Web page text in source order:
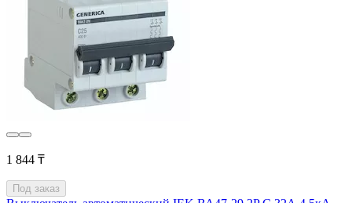
1 844 ₸
Под заказ